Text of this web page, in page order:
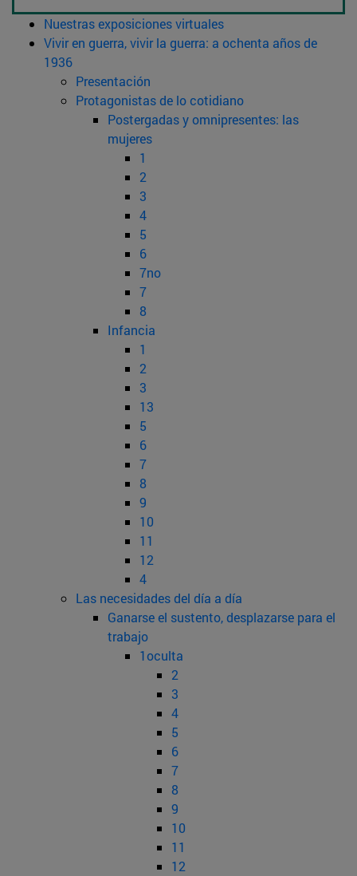
Nuestras exposiciones virtuales
Vivir en guerra, vivir la guerra: a ochenta años de
1936
Presentación
Protagonistas de lo cotidiano
Postergadas y omnipresentes: las
mujeres
1
2
3
4
5
6
7no
7
8
Infancia
1
2
3
13
5
6
7
8
9
10
11
12
4
Las necesidades del día a día
Ganarse el sustento, desplazarse para el
trabajo
1oculta
2
3
4
5
6
7
8
9
10
11
12